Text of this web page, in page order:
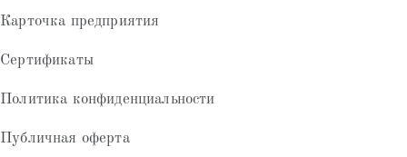
Карточка предприятия
Сертификаты
Политика конфиденциальности
Публичная оферта